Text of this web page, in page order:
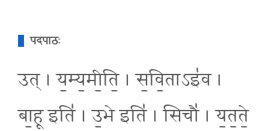
पदपाठः
उत् । य॒म्य॒मी॒ति॒ । स॒वि॒ताऽइ॑व ।
बा॒हू इति॑ । उ॒भे इति॑ । सिचौ॑ । य॒त॒ते॒